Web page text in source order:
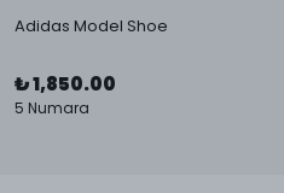
Adidas Model Shoe
₺ 1,850.00
5 Numara